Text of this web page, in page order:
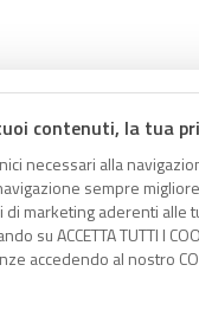
contenuti, la tua
necessari alla
sempre
marketing aderenti alle
su ACCETTA TUTTI I
accedendo al nostro
il link RSS negli